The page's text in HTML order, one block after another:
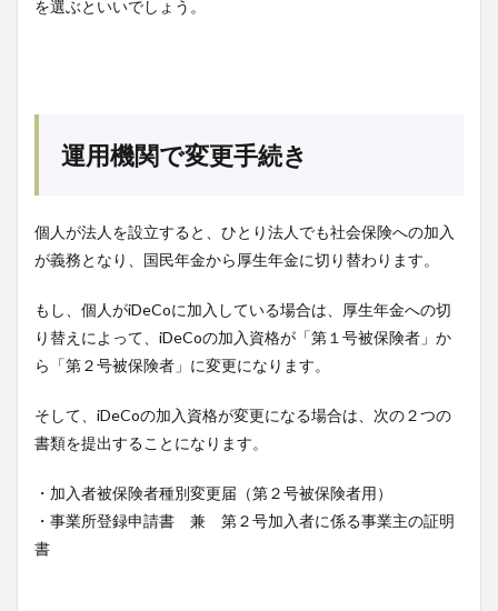
を選ぶといいでしょう。
運用機関で変更手続き
個人が法人を設立すると、ひとり法人でも社会保険への加入
が義務となり、国民年金から厚生年金に切り替わります。
もし、個人がiDeCoに加入している場合は、厚生年金への切
り替えによって、iDeCoの加入資格が「第１号被保険者」か
ら「第２号被保険者」に変更になります。
そして、iDeCoの加入資格が変更になる場合は、次の２つの
書類を提出することになります。
・加入者被保険者種別変更届（第２号被保険者用）
・事業所登録申請書 兼 第２号加入者に係る事業主の証明
書